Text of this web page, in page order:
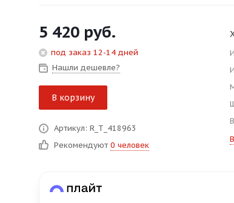
5 420 руб.
под заказ 12-14 дней
Нашли дешевле?
В корзину
Артикул: R_T_418963
Рекомендуют 0 человек